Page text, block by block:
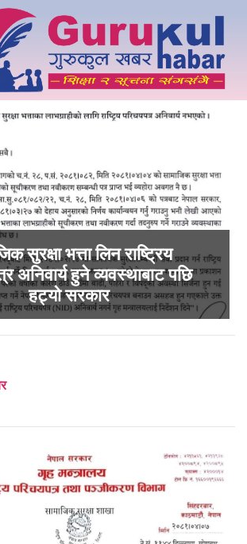
सुरक्षा भत्ता लिन राष्ट्रिय
अनिवार्य हुने व्यवस्थाबाट पछि
हट्यो सरकार